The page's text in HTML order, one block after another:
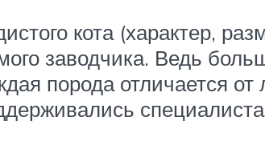
кота (характер,
заводчика. Ведь
порода отличается